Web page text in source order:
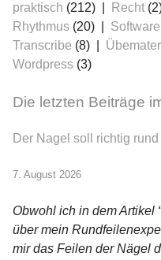
praktisch (212) Recht
Rhythmus (20) Software
Transcribe (8)
Wordpress (3)
Die letzten Beiträge
Der Nagel soll richtig rund
7. August 2026
Obwohl ich in dem Artikel
über mein
mir das Feilen der Nägel